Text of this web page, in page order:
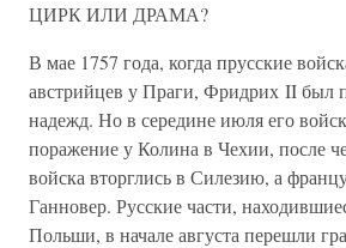
ЦИРК ИЛИ ДРАМА?
В мае 1757 года, когда прусские
австрийцев у Праги, Фридрих II был
надежд. Но в середине июля его
поражение у Колина в Чехии, после
войска вторглись в Силезию, а
Ганновер. Русские части,
Польши, в начале августа перешли